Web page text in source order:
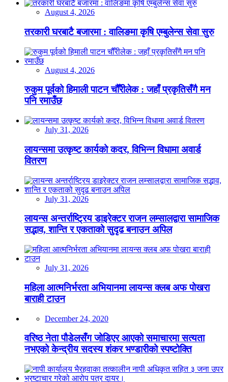
August 4, 2026
तरकारी घरबाटै बजारमा : वालिङमा कृषि एम्बुलेन्स सेवा सुरु
August 4, 2026
रुकुम पूर्वको हिमाली पाटन चौँरीलेक : जहाँ प्रकृतिसँगै मन
पनि रमाउँछ
July 31, 2026
लायन्समा उत्कृष्ट कार्यको कदर, विभिन्न विधामा अवार्ड
वितरण
July 31, 2026
लायन्स अन्तर्राष्ट्रिय डाइरेक्टर राजन लम्सालद्वारा सामाजिक
सद्भाव, शान्ति र एकताको सुदृढ बनाउन अपिल
July 31, 2026
महिला आत्मनिर्भरता अभियानमा लायन्स क्लब अफ पोखरा
बाराही टाउन
December 24, 2020
वरिष्ठ नेता पौडेलसँग जोडिएर आएको समाचारमा सत्यता
नभएको केन्द्रीय सदस्य शंकर भण्डारीको स्पष्टोक्ति